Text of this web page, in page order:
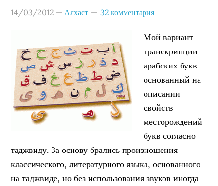
14/03/2012 —Алхаст 32 комментария
Мой вариант
транскрипции
арабских букв
основанный на
описании
свойств
месторождений
букв согласно
таджвиду. За основу брались произношения
классического, литературного языка, основанного
на таджвиде, но без использования звуков иногда